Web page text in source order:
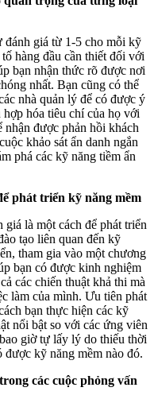
đánh giá từ 1-5 cho mỗi kỹ
hàng đầu cần thiết đối với
bạn nhận thức rõ được nơi
nhất. Bạn cũng có thể
nhà quản lý để có được ý
hóa tiêu chí của họ với
được phản hồi khách
khảo sát ẩn danh ngắn
phá các kỹ năng tiềm ẩn
phát triển kỹ năng mềm
là một cách để phát triển
tạo liên quan đến kỹ
tham gia vào một chương
bạn có được kinh nghiệm
các chiến thuật khả thi mà
làm của mình. Ưu tiên phát
bạn thực hiện các kỹ
nổi bật so với các ứng viên
giờ tự lấy lý do thiếu thời
được kỹ năng mềm nào đó.
các cuộc phỏng vấn